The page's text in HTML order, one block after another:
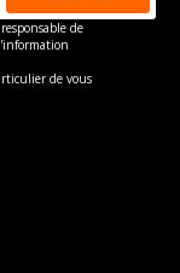
de
de vous